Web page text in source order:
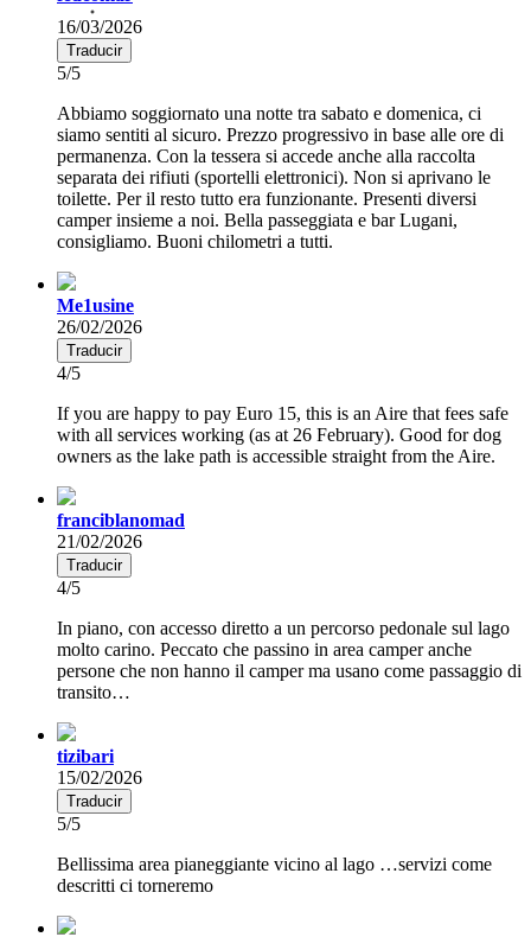
16/03/2026
Traducir
5/5
Abbiamo soggiornato una notte tra sabato e domenica, ci
siamo sentiti al sicuro. Prezzo progressivo in base alle ore di
permanenza. Con la tessera si accede anche alla raccolta
separata dei rifiuti (sportelli elettronici). Non si aprivano le
toilette. Per il resto tutto era funzionante. Presenti diversi
camper insieme a noi. Bella passeggiata e bar Lugani,
consigliamo. Buoni chilometri a tutti.
Me1usine
26/02/2026
Traducir
4/5
If you are happy to pay Euro 15, this is an Aire that fees safe
with all services working (as at 26 February). Good for dog
owners as the lake path is accessible straight from the Aire.
franciblanomad
21/02/2026
Traducir
4/5
In piano, con accesso diretto a un percorso pedonale sul lago
molto carino. Peccato che passino in area camper anche
persone che non hanno il camper ma usano come passaggio di
transito…
tizibari
15/02/2026
Traducir
5/5
Bellissima area pianeggiante vicino al lago …servizi come
descritti ci torneremo